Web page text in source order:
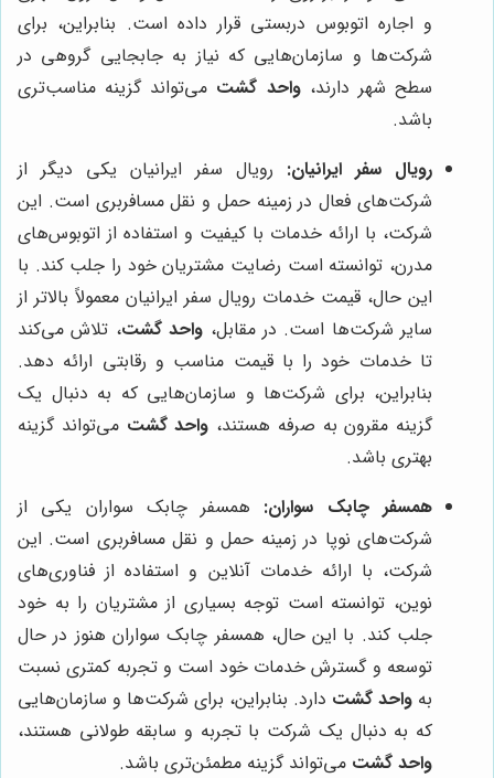
و اجاره اتوبوس دربستی قرار داده است. بنابراین، برای
شرکت‌ها و سازمان‌هایی که نیاز به جابجایی گروهی در
سطح شهر دارند،واحد گشت می‌تواند گزینه مناسب‌تری
باشد.
رویال سفر ایرانیان: رویال سفر ایرانیان یکی دیگر از
شرکت‌های فعال در زمینه حمل و نقل مسافربری است. این
شرکت، با ارائه خدمات با کیفیت و استفاده از اتوبوس‌های
مدرن، توانسته است رضایت مشتریان خود را جلب کند. با
این حال، قیمت خدمات رویال سفر ایرانیان معمولاً بالاتر از
سایر شرکت‌ها است. در مقابل، واحد گشت، تلاش می‌کند
تا خدمات خود را با قیمت مناسب و رقابتی ارائه دهد.
بنابراین، برای شرکت‌ها و سازمان‌هایی که به دنبال یک
گزینه مقرون به صرفه هستند، واحد گشت می‌تواند گزینه
بهتری باشد.
همسفر چابک سواران: همسفر چابک سواران یکی از
شرکت‌های نوپا در زمینه حمل و نقل مسافربری است. این
شرکت، با ارائه خدمات آنلاین و استفاده از فناوری‌های
نوین، توانسته است توجه بسیاری از مشتریان را به خود
جلب کند. با این حال، همسفر چابک سواران هنوز در حال
توسعه و گسترش خدمات خود است و تجربه کمتری نسبت
به واحد گشت دارد. بنابراین، برای شرکت‌ها و سازمان‌هایی
که به دنبال یک شرکت با تجربه و سابقه طولانی هستند،
واحد گشت می‌تواند گزینه مطمئن‌تری باشد.